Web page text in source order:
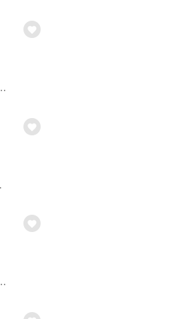
ー)／ 紹介メニュー：「ワンタン麺」８５０円・「ギョーザ」４００円 ※メニューや価格等は撮影当時のものです。
等は撮影当時のものです。
サー)／ 紹介メニュー：「会津山塩チャーシューメン」１，１００円 ※メニューや価格等は撮影当時のものです。